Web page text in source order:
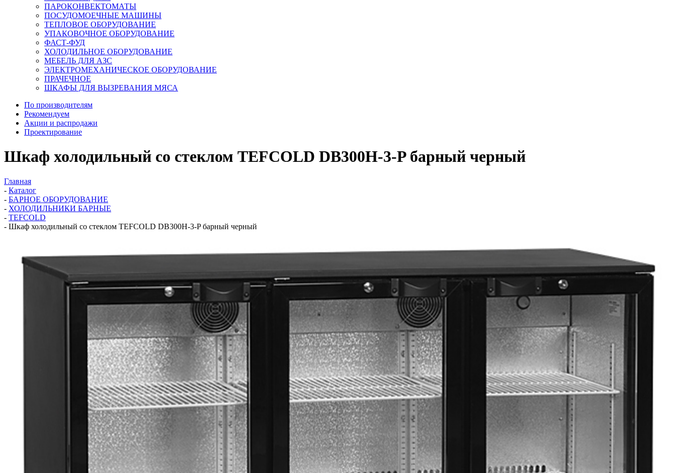
ПАРОКОНВЕКТОМАТЫ
ПОСУДОМОЕЧНЫЕ МАШИНЫ
ТЕПЛОВОЕ ОБОРУДОВАНИЕ
УПАКОВОЧНОЕ ОБОРУДОВАНИЕ
ФАСТ-ФУД
ХОЛОДИЛЬНОЕ ОБОРУДОВАНИЕ
МЕБЕЛЬ ДЛЯ АЗС
ЭЛЕКТРОМЕХАНИЧЕСКОЕ ОБОРУДОВАНИЕ
ПРАЧЕЧНОЕ
ШКАФЫ ДЛЯ ВЫЗРЕВАНИЯ МЯСА
По производителям
Рекомендуем
Акции и распродажи
Проектирование
Шкаф холодильный со стеклом TEFCOLD DB300H-3-P барный черный
Главная
- Каталог
- БАРНОЕ ОБОРУДОВАНИЕ
- ХОЛОДИЛЬНИКИ БАРНЫЕ
- TEFCOLD
- Шкаф холодильный со стеклом TEFCOLD DB300H-3-P барный черный